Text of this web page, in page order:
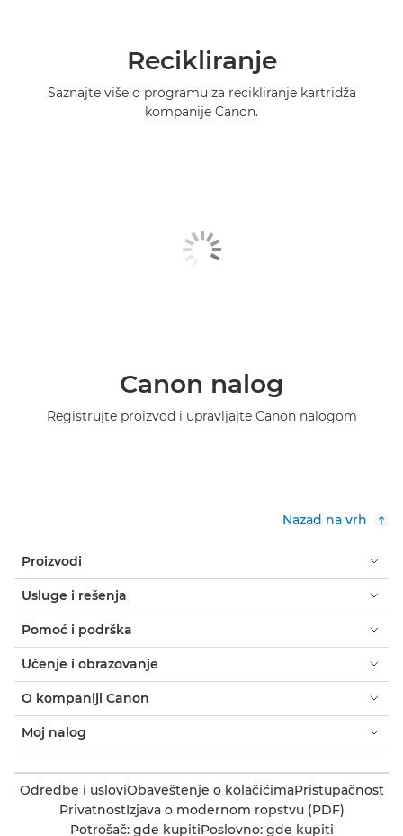
Recikliranje
Saznajte više o programu za recikliranje kartridža
kompanije Canon.
Canon nalog
Registrujte proizvod i upravljajte Canon nalogom
Nazad na vrh
Proizvodi
Usluge i rešenja
Pomoć i podrška
Učenje i obrazovanje
O kompaniji Canon
Moj nalog
Odredbe i usloviObaveštenje o kolačićimaPristupačnost
PrivatnostIzjava o modernom ropstvu (PDF)
Potrošač: gde kupitiPoslovno: gde kupiti